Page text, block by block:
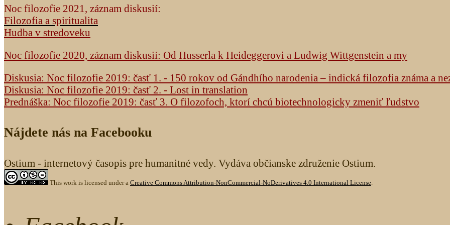
Noc filozofie 2021, záznam diskusií:
Filozofia a spiritualita
Hudba v stredoveku
Noc filozofie 2020, záznam diskusií: Od Husserla k Heideggerovi a Ludwig Wittgenstein a my
Diskusia: Noc filozofie 2019: časť 1. - 150 rokov od Gándhího narodenia – indická filozofia známa a
Diskusia: Noc filozofie 2019: časť 2. - Lost in translation
Prednáška: Noc filozofie 2019: časť 3. O filozofoch, ktorí chcú biotechnologicky zmeniť ľudstvo
Nájdete nás na Facebooku
Ostium - internetový časopis pre humanitné vedy. Vydáva občianske združenie Ostium.
This work is licensed under a Creative Commons Attribution-NonCommercial-NoDerivatives 4.0 International License.